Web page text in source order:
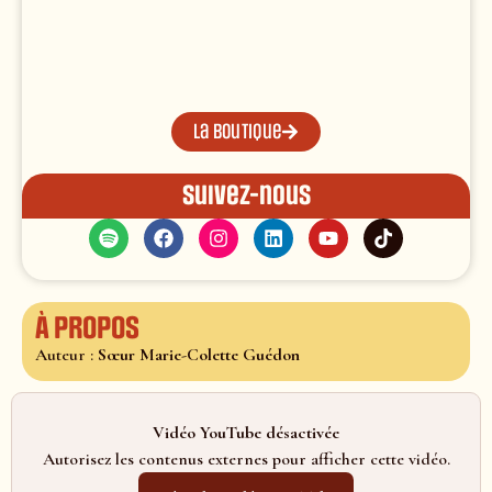
La boutique
Suivez-nous
À propos
Auteur : Sœur Marie-Colette Guédon
Vidéo YouTube désactivée
Autorisez les contenus externes pour afficher cette vidéo.